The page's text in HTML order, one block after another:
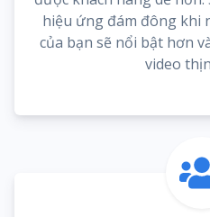
hiệu ứng đám đông khi
của bạn sẽ nổi bật hơn
video